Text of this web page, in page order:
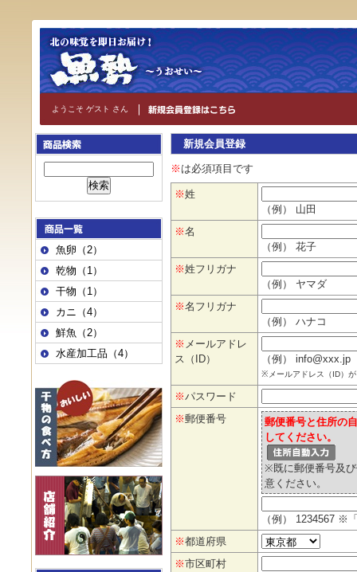
ようこそ ゲスト さん
魚卵（2）
乾物（1）
干物（1）
カニ（4）
鮮魚（2）
水産加工品（4）
新規会員登録
※ は必須項目です
※姓
（例） 山田
※名
（例） 花子
※姓フリガナ
（例） ヤマダ
※名フリガナ
（例） ハナコ
※ メールアドレ
ス（ID）
（例） info@xxx.jp
※メールアドレス（ID）
※パスワード
※郵便番号
郵便番号と住所の
してください。
※既に郵便番号及
意ください。
（例） 1234567 ※
※都道府県
※市区町村